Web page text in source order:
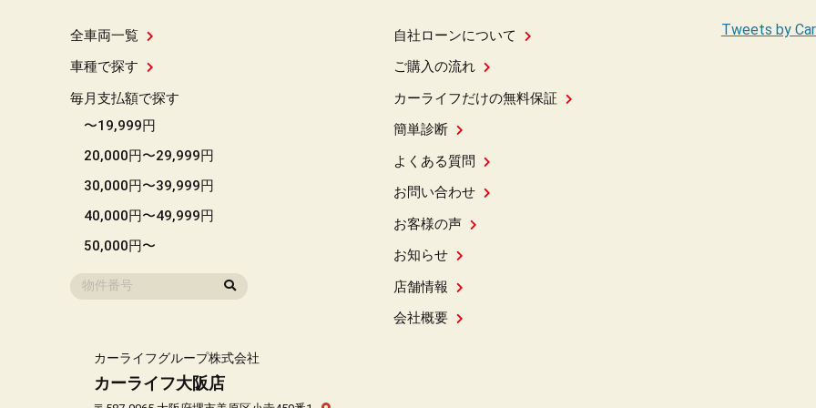
全車両一覧
車種で探す
毎月支払額で探す
〜19,999円
20,000円〜29,999円
30,000円〜39,999円
40,000円〜49,999円
50,000円〜
自社ローンについて
ご購入の流れ
カーライフだけの無料保証
簡単診断
よくある質問
お問い合わせ
お客様の声
お知らせ
店舗情報
会社概要
Tweets by
カーライフグループ株式会社
カーライフ大阪店